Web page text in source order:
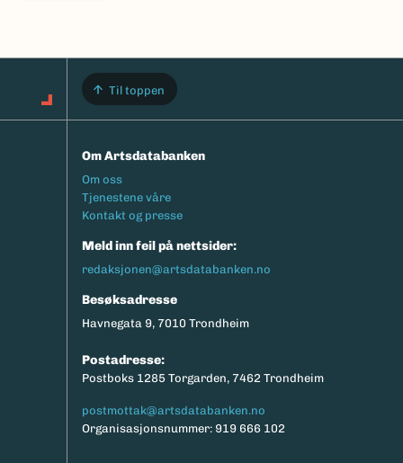
Til toppen
Om Artsdatabanken
Footermeny
Om oss
Tjenestene våre
Kontakt og presse
Meld inn feil på nettsider:
redaksjonen@artsdatabanken.no
Besøksadresse
Havnegata 9, 7010 Trondheim
Postadresse:
Postboks 1285 Torgarden, 7462 Trondheim
postmottak@artsdatabanken.no
Organisasjonsnummer: 919 666 102